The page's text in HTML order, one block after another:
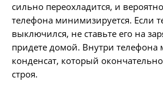
сильно переохладится, и
телефона минимизируется. Если
выключился, не ставьте его на
придете домой. Внутри телефона
конденсат, который
строя.